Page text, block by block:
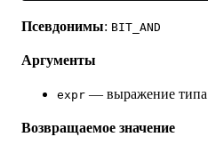
Псевдонимы: BIT_AND
Аргументы
expr — выражение типа
Возвращаемое значение